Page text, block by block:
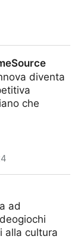
diventa
che
ad
alla cultura